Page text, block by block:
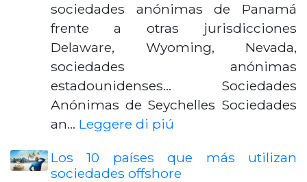
sociedades anónimas de Panamá
frente a otras jurisdicciones
Delaware, Wyoming, Nevada,
sociedades anónimas
estadounidenses... Sociedades
Anónimas de Seychelles Sociedades
an… Leggere di piú
Los 10 países que más utilizan
sociedades offshore